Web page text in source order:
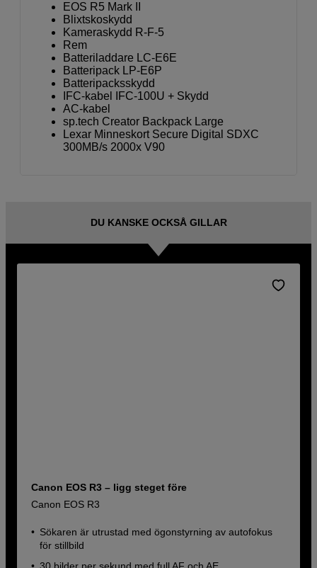
EOS R5 Mark II
Blixtskoskydd
Kameraskydd R-F-5
Rem
Batteriladdare LC-E6E
Batteripack LP-E6P
Batteripacksskydd
IFC-kabel IFC-100U + Skydd
AC-kabel
sp.tech Creator Backpack Large
Lexar Minneskort Secure Digital SDXC
300MB/s 2000x V90
DU KANSKE OCKSÅ GILLAR
Canon EOS R3 – ligg steget före
Canon EOS R3
Sökaren är utrustad med ögonstyrning av autofokus
för stillbild
30 bilder per sekund med full AF och AE